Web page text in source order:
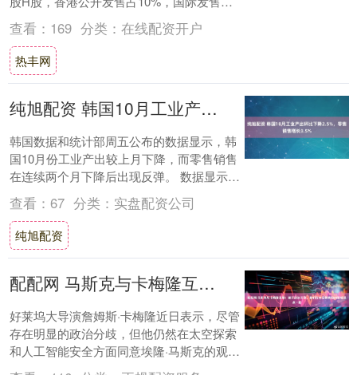
90%（可予重新分....
查看： 169 分类： 在线配资开户
热丰网
纯旭配资 韩国10月工业产出环比下降2.5%，零售销售增长3.5%
韩国数据和统计部周五公布的数据显示，韩
国10月份工业产出较上月下降，而零售销售
在连续两个月下降后出现反弹。 数据显示，
韩国10月份工业产出环比下降了2.5%。 ....
查看： 67 分类： 实盘配资公司
纯旭配资
配配网 马斯克与卡梅隆互赞：撇开政治不谈，我们在太空探索和AI领域观点一致
好莱坞大导演詹姆斯·卡梅隆近日表示，尽管
存在明显的政治分歧，但他仍然在太空探索
和人工智能安全方面同意埃隆·马斯克的观
点。 在一次播客采访中，这位自由派导演赞